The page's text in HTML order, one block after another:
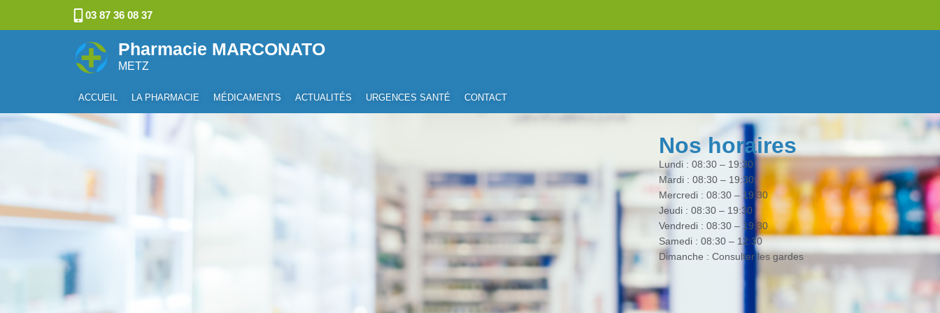
03 87 36 08 37
Pharmacie MARCONATO
METZ
ACCUEIL LA PHARMACIE MÉDICAMENTS ACTUALITÉS URGENCES SANTÉ CONTACT
Nos horaires
Lundi : 08:30 – 19:30
Mardi : 08:30 – 19:30
Mercredi : 08:30 – 19:30
Jeudi : 08:30 – 19:30
Vendredi : 08:30 – 19:30
Samedi : 08:30 – 12:30
Dimanche : Consulter les gardes